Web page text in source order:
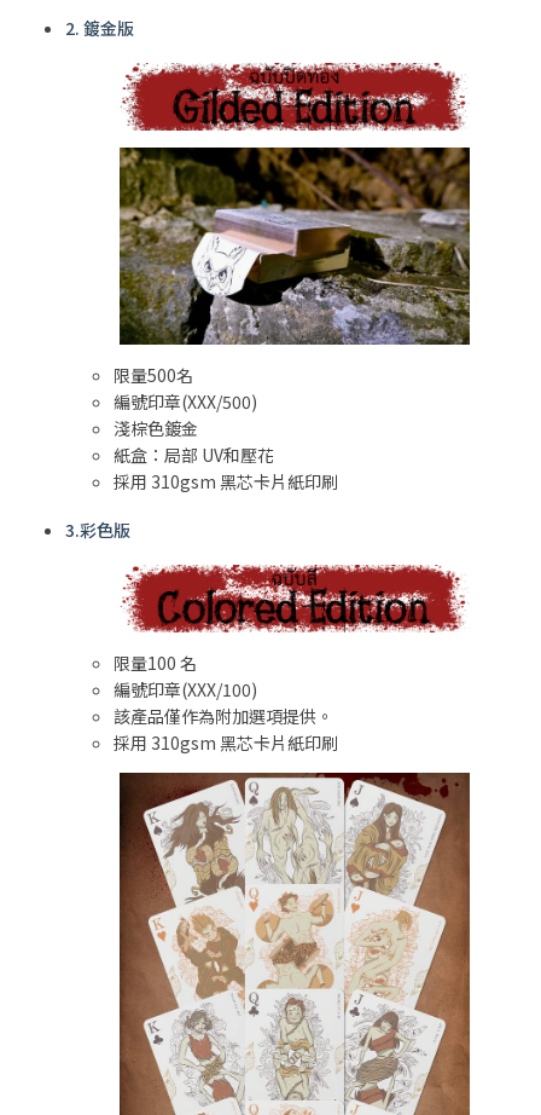
2. 鍍金版
限量500名
編號印章(XXX/500)
淺棕色鍍金
紙盒：局部 UV和壓花
採用 310gsm 黑芯卡片紙印刷
3.彩色版
限量100 名
編號印章(XXX/100)
該產品僅作為附加選項提供。
採用 310gsm 黑芯卡片紙印刷